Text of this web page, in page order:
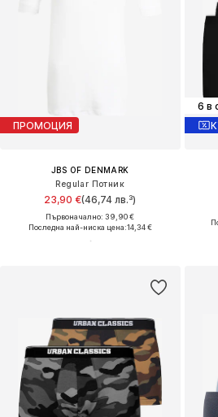
ПРОМОЦИЯ
JBS OF DENMARK
Regular Потник
23,90 €(46,74 лв.³)
Първоначално: 39,90 €
Последна най-ниска цена:14,34 €
6 в